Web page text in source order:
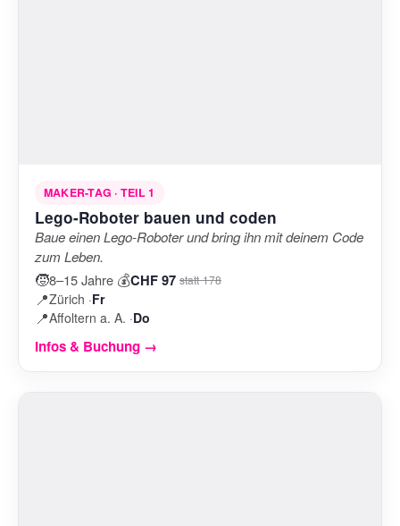
MAKER-TAG · TEIL 1
Lego-Roboter bauen und coden
Baue einen Lego-Roboter und bring ihn mit deinem Code
zum Leben.
🧒8–15 Jahre 💰CHF 97 statt 178
📍Zürich ·Fr
📍Affoltern a. A. ·Do
Infos & Buchung →